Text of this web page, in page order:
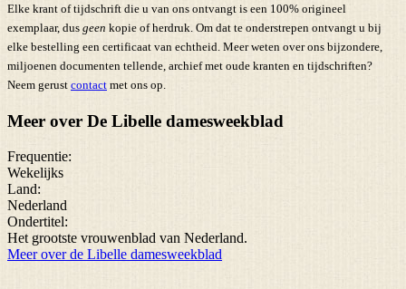
Elke krant of tijdschrift die u van ons ontvangt is een 100% origineel
exemplaar, dus geen kopie of herdruk. Om dat te onderstrepen ontvangt u bij
elke bestelling een certificaat van echtheid. Meer weten over ons bijzondere,
miljoenen documenten tellende, archief met oude kranten en tijdschriften?
Neem gerust contact met ons op.
Meer over De Libelle damesweekblad
Frequentie:
Wekelijks
Land:
Nederland
Ondertitel:
Het grootste vrouwenblad van Nederland.
Meer over de Libelle damesweekblad